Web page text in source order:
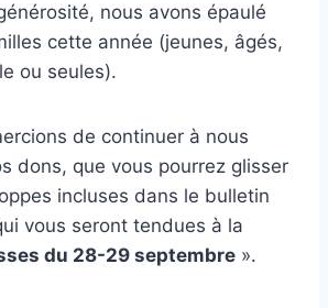
nous avons épaulé
cette année (jeunes, âgés,
ou seules).
de continuer à nous
dons, que vous pourrez glisser
incluses dans le bulletin
vous seront tendues à la
du 28-29 septembre ».